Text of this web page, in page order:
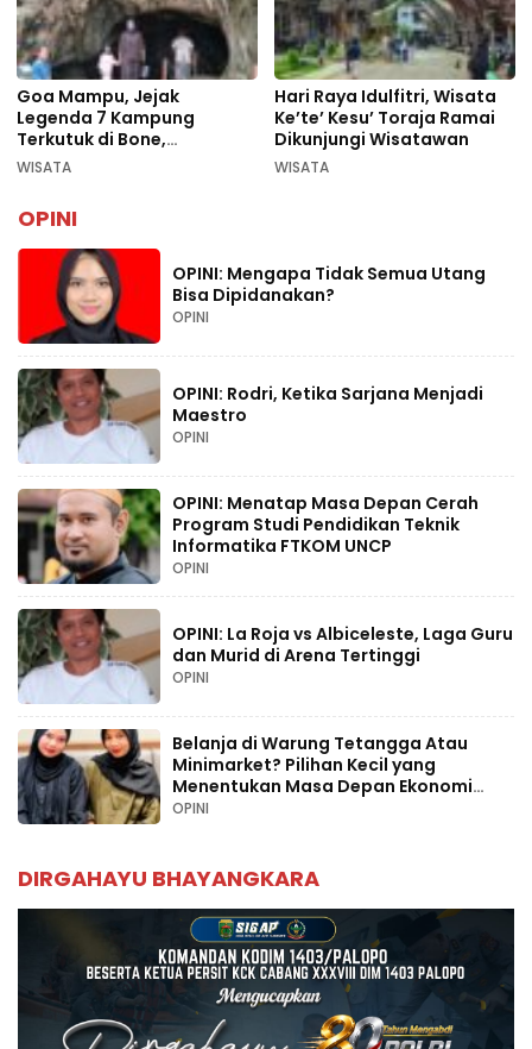
Goa Mampu, Jejak
Legenda 7 Kampung
Terkutuk di Bone,
Rekomendasi Liburan
WISATA
Hari Raya Idulfitri, Wisata
Ke’te’ Kesu’ Toraja Ramai
Dikunjungi Wisatawan
WISATA
OPINI
OPINI: Mengapa Tidak Semua Utang
Bisa Dipidanakan?
OPINI
OPINI: Rodri, Ketika Sarjana Menjadi
Maestro
OPINI
OPINI: Menatap Masa Depan Cerah
Program Studi Pendidikan Teknik
Informatika FTKOM UNCP
OPINI
OPINI: La Roja vs Albiceleste, Laga Guru
dan Murid di Arena Tertinggi
OPINI
Belanja di Warung Tetangga Atau
Minimarket? Pilihan Kecil yang
Menentukan Masa Depan Ekonomi
Palopo
OPINI
DIRGAHAYU BHAYANGKARA